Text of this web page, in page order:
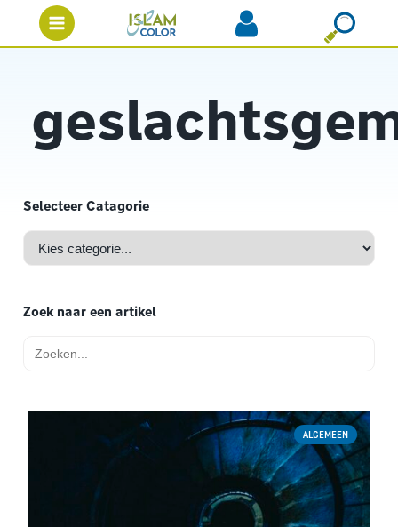
Selecteer Catagorie
Zoek naar een artikel
naar:
ALGEMEEN